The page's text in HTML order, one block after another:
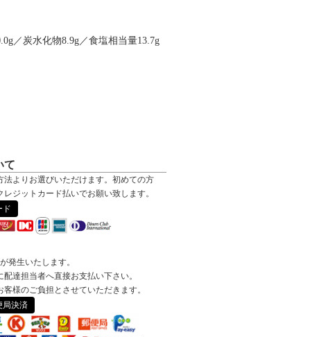
／炭水化物8.9g／食塩相当量13.7g
て
法よりお選びいただけます。初めての方
ジットカード払いでお願い致します。
ド
発生いたします。
達担当者へ直接お支払い下さい。
様のご負担とさせていただきます。
局決済